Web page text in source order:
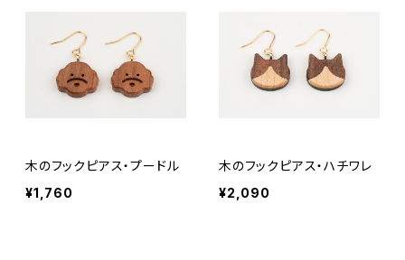
木のフックピアス・プードル
¥1,760
木のフックピアス・ハチワレ
¥2,090